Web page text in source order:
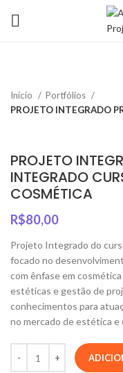
Início
Portfólios
PROJETO INTEGRADO
PROJETO
INTEGRADO
COSMÉTICA
R$80,00
Projeto Integrado do
focado no
com ênfase em
estéticas e gestão de
conhecimentos para
no mercado de estética e